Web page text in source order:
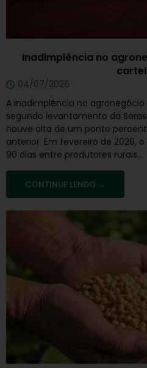
Inadimplência no
04/07/2026
A inadimplência no agronegócio
segundo levantamento da
houve alta de um ponto
anterior. Em fevereiro de 2026,
90 dias entre produtores rurais...
CONTINUE LENDO →